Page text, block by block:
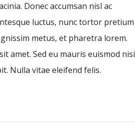
Donec accumsan nisl ac
luctus, nunc tortor pretium
metus, et pharetra lorem.
amet. Sed eu mauris euismod nisi
Nulla vitae eleifend felis.